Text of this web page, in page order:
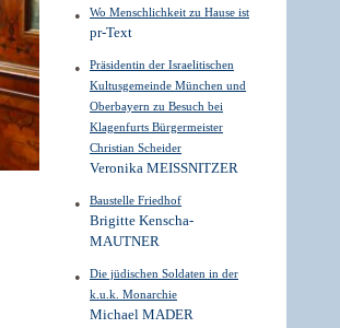
Wo Menschlichkeit zu Hause ist
pr-Text
Präsidentin der Israelitischen
Kultus­gemein­de München und
Oberbayern zu Besuch bei
Klagenfurts Bürgermeister
Christian Scheider
Veronika MEISSNITZER
Baustelle Friedhof
Brigitte Kenscha-
MAUTNER
Die jüdischen Soldaten in der
k.u.k. Monarchie
Michael MADER